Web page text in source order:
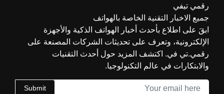
رقمي تيفي
جميع الاخبار التقنية الخاصة بالهواتف
ابقَ على اطلاع بأحدث أخبار الهواتف الذكية والأجهزة
الإلكترونية، وتعرف على تحديثات الشركات المصنعة على
رقمي.تي في. اكتشف المزيد حول أحدث التقنيات
والابتكارات في عالم التكنولوجيا.
Submit